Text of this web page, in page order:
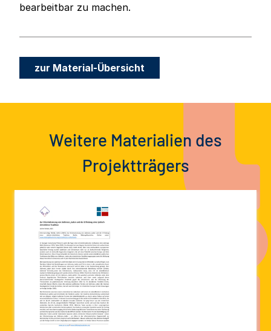
bearbeitbar zu machen.
zur Material-Übersicht
Weitere Materialien des
Projektträgers